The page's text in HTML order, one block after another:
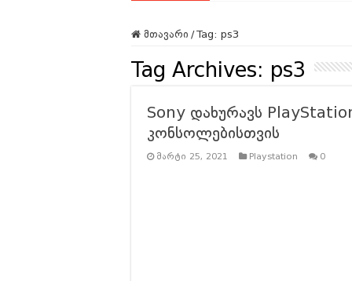
ვებგვერდის
გეიმინგ ინდუსტრიის
Battlefield 6 Early Access
მთავარი / Tag: ps3
Tag Archives: ps3
Sony დახურავს
კონსოლებისთვის
მარტი 25, 2021 Playstation 0